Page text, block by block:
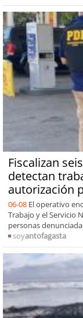
Fiscalizan
detectan
autorización
06-08 El operativo
Trabajo y el Servicio
personas
soyantofagasta